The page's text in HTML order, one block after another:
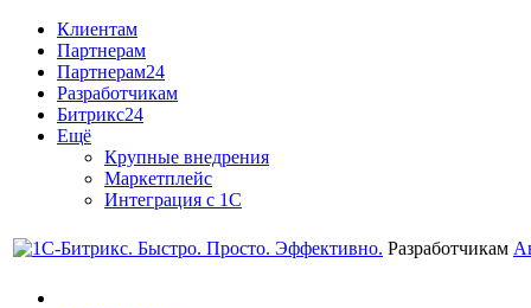
Клиентам
Партнерам
Партнерам24
Разработчикам
Битрикс24
Ещё
Крупные внедрения
Маркетплейс
Интеграция с 1С
Разработчикам